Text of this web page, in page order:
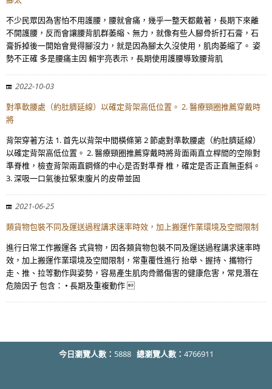
不少民眾因為害怕不用護腰，腰就會痛，幾乎一整天都戴著，長期下來離
不開護腰，反而會讓腰背肌群萎縮、無力，就像有些人腳骨折打石膏，石
膏拆掉後一開始會覺得腳沒力，就是因為腳太久沒使用，肌肉萎縮了。 姿
勢不正確 多是腰痛主因 賴宇亮表示，長期使用護腰導致腰背肌
2022-10-03
對準軟腰處（約肚臍延線）以確定背架高低位置。 2. 醫療頸圈推薦穿戴時
將
背架穿著方法 1. 首先以背架中間橫條第 2 節處對準軟腰處（約肚臍延線）
以確定背架高低位置。 2. 醫療頸圈推薦穿戴時將背面兩直立桿間的空隙對
準脊椎，檢查背架兩直鋼條的中心是否對準脊 椎，確定是否正直無歪斜。
3. 深吸一口氣後拉緊束腹片的皮帶並固
2021-06-25
類貨物包裝不同及運送過程講求速率時效，加上搬運作業環境及空間限制
進行日常工作搬運各 式貨物，因各類貨物包裝不同及運送過程講求速率時
效，加上搬運作業環境及空間限制，常重覆性進行 抬舉、握持、攜物行
走、推、拉等動作與姿勢，容易產生肌肉骨骼傷害的健康危害，常見潛在
危險因子 包含： • 長期及重複動作 
今日瀏覽人數： 5888 總瀏覽人數： 4766911